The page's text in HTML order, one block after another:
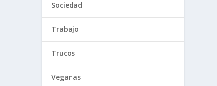
Sociedad
Trabajo
Trucos
Veganas